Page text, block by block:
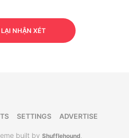
NHẬN XÉT
SETTINGS ADVERTISE
built by Shufflehound